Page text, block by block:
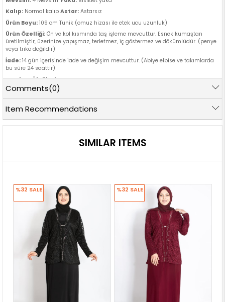
Kalıp: Normal kalıp Astar: Astarsız
Ürün Boyu: 109 cm Tunik (omuz hizası ile etek ucu uzunluk)
Ürün Özelliği: Ön ve kol kısmında taş işleme mevcuttur. Esnek kumaştan
üretilmiştir, üzerinize yapışmaz, terletmez, iç göstermez ve dökümlüdür. (penye
veya triko değildir)
İade: 14 gün içerisinde iade ve değişim mevcuttur. (Abiye elbise ve takımlarda
bu süre 24 saattir)
Manken Ölçüleri
Boy: 170 cmGöğüs:
Comments(0)
Item Recommendations
SIMILAR ITEMS
%32 SALE %32 SALE